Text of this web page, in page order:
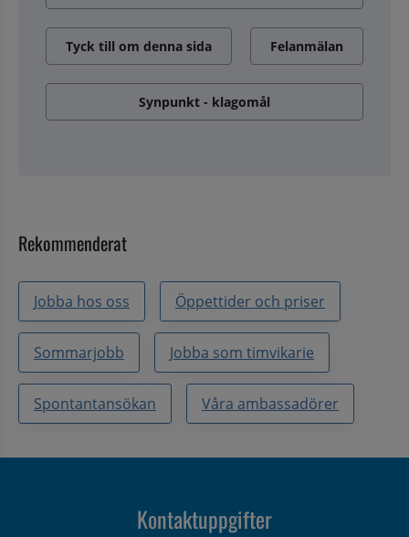
Tyck till om denna sida Felanmälan
Synpunkt - klagomål
Rekommenderat
Jobba hos oss Öppettider och priser
Sommarjobb Jobba som timvikarie
Spontantansökan Våra ambassadörer
Kontaktuppgifter